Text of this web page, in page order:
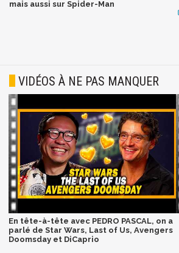
mais aussi sur Spider-Man
VIDÉOS À NE PAS MANQUER
En tête-à-tête avec PEDRO PASCAL, on a
parlé de Star Wars, Last of Us, Avengers
Doomsday et DiCaprio